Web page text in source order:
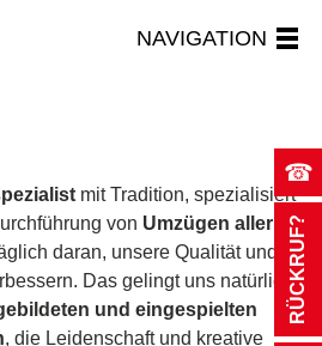
NAVIGATION
mit Tradition, spezialisiert
von Umzügen aller
daran, unsere Qualität und
Das gelingt uns natürlich
und eingespielten
, die Leidenschaft und kreative
☎
RÜCKRUF?